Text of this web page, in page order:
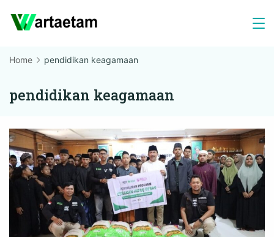
Home pendidikan keagamaan
pendidikan keagamaan